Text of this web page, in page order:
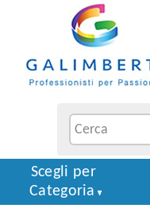
Scegli per
Categoria